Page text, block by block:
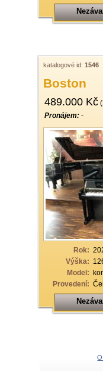
katalogové id: 1546
Boston
489.000 Kč
Pronájem: -
Rok:
Výška:
Model:
Provedení: